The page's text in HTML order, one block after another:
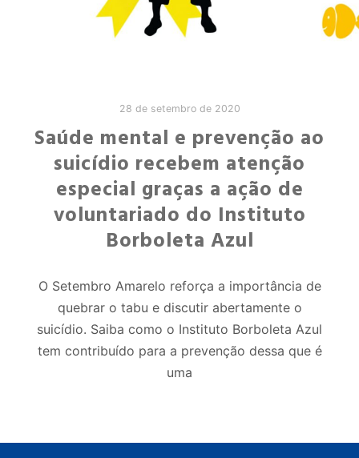
28 de setembro de 2020
Saúde mental e prevenção ao
suicídio recebem atenção
especial graças a ação de
voluntariado do Instituto
Borboleta Azul
O Setembro Amarelo reforça a importância de
quebrar o tabu e discutir abertamente o
suicídio. Saiba como o Instituto Borboleta Azul
tem contribuído para a prevenção dessa que é
uma